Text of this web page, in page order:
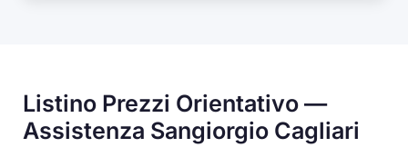
Listino Prezzi Orientativo —
Assistenza Sangiorgio Cagliari